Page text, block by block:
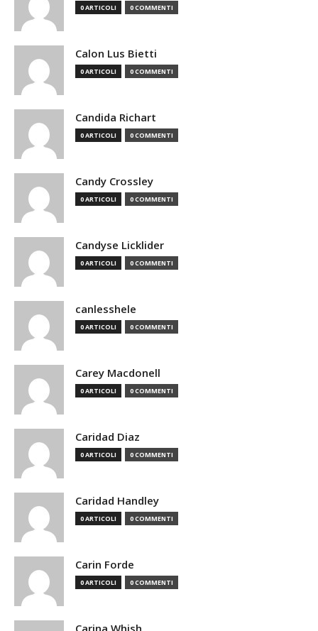
0 ARTICOLI 0 COMMENTI
Calon Lus Bietti
0 ARTICOLI 0 COMMENTI
Candida Richart
0 ARTICOLI 0 COMMENTI
Candy Crossley
0 ARTICOLI 0 COMMENTI
Candyse Licklider
0 ARTICOLI 0 COMMENTI
canlesshele
0 ARTICOLI 0 COMMENTI
Carey Macdonell
0 ARTICOLI 0 COMMENTI
Caridad Diaz
0 ARTICOLI 0 COMMENTI
Caridad Handley
0 ARTICOLI 0 COMMENTI
Carin Forde
0 ARTICOLI 0 COMMENTI
Carina Whish